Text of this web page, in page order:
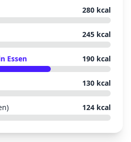
280 kcal
245 kcal
Essen 190 kcal
130 kcal
124 kcal